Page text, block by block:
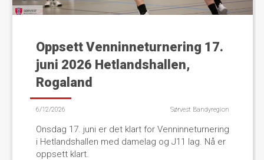
Oppsett Venninneturnering 17.
juni 2026 Hetlandshallen,
Rogaland
6/12/2026 Sørvest Bandyregion
Onsdag 17. juni er det klart for Venninneturnering
i Hetlandshallen med damelag og J11 lag. Nå er
oppsett klart.